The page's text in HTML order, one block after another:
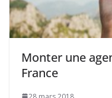
Monter une
France